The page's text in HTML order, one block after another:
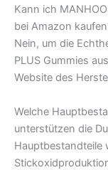
Kann ich
bei Amazon
Nein, um die
PLUS Gummies
Website des
Welche
unterstützen die
Hauptbestandteile